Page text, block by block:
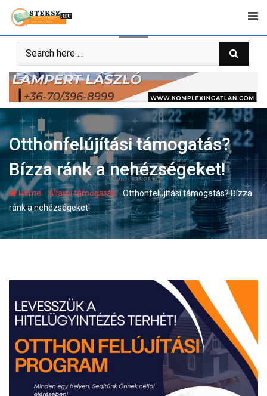
content
Otthonfelújítási támogatás?
Bízza ránk a nehézségeket!
Home-Állami támogatás-Otthonfelújítási támogatás? Bízza
ránk a nehézségeket!